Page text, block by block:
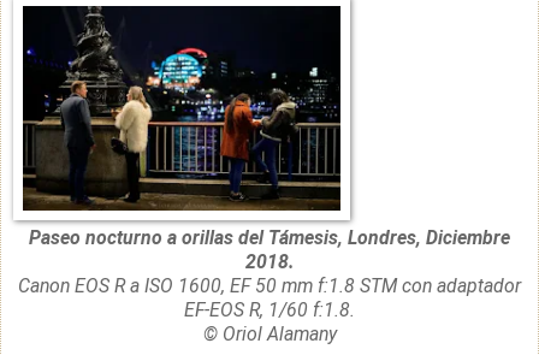
Paseo nocturno a orillas del Támesis, Londres, Diciembre
2018.
Canon EOS R a ISO 1600, EF 50 mm f:1.8 STM con adaptador
EF-EOS R, 1/60 f:1.8.
© Oriol Alamany